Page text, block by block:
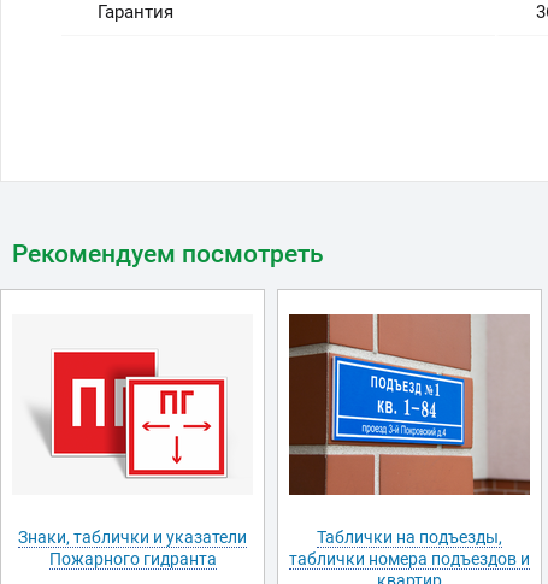
Гарантия
Рекомендуем посмотреть
Знаки, таблички и указатели
Пожарного гидранта
Таблички на подъезды,
таблички номера подъездов и